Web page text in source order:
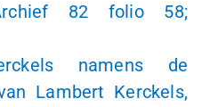
82 folio 58;
namens de
Lambert Kerckels,